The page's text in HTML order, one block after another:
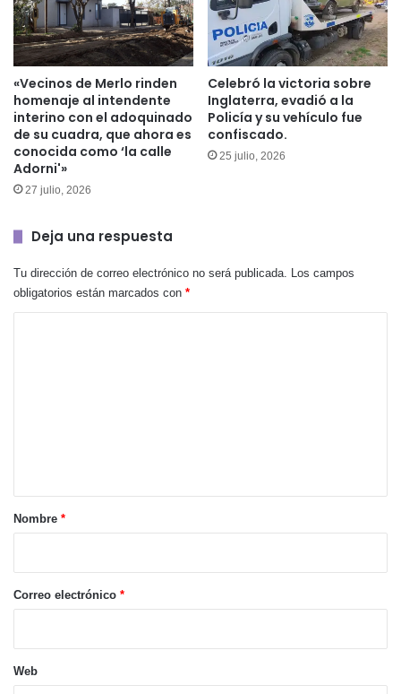
«Vecinos de Merlo rinden
homenaje al intendente
interino con el adoquinado
de su cuadra, que ahora es
conocida como ‘la calle
Adorni'»
27 julio, 2026
Celebró la victoria sobre
Inglaterra, evadió a la
Policía y su vehículo fue
confiscado.
25 julio, 2026
Deja una respuesta
Tu dirección de correo electrónico no será publicada. Los campos
obligatorios están marcados con *
r
*
Nombre *
Correo electrónico *
Web